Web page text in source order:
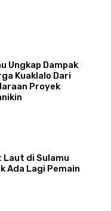
Ungkap Dampak
Kuaklalo Dari
Proyek
Laut di Sulamu
Ada Lagi Pemain